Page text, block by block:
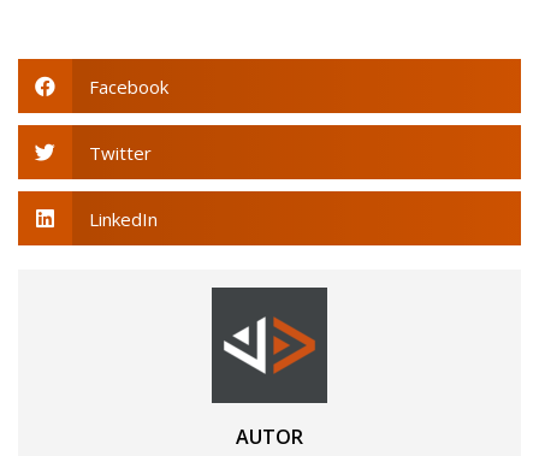
Facebook
Twitter
LinkedIn
AUTOR